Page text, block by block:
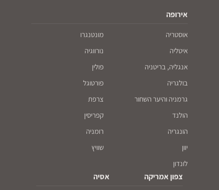
אירופה
אוסטריה
איטליה
אנגליה, בריטניה
בולגריה
גרמניה והיער השחור
הולנד
הונגריה
יוון
לונדון
מונטנגרו
נורווגיה
פולין
פורטוגל
צרפת
קפריסין
רומניה
שוויץ
צפון אמריקה אסיה